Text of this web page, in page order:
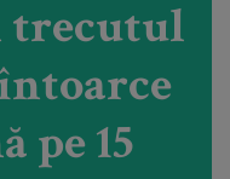
trecutul
pe 15